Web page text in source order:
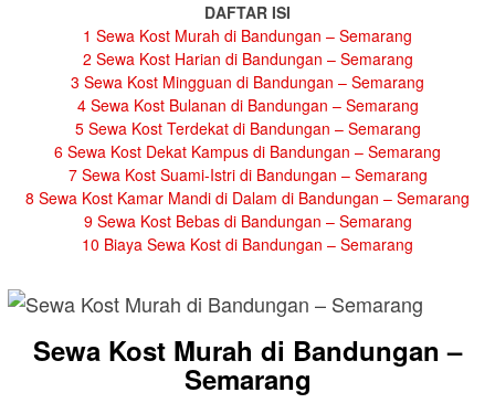
DAFTAR ISI
1 Sewa Kost Murah di Bandungan – Semarang
2 Sewa Kost Harian di Bandungan – Semarang
3 Sewa Kost Mingguan di Bandungan – Semarang
4 Sewa Kost Bulanan di Bandungan – Semarang
5 Sewa Kost Terdekat di Bandungan – Semarang
6 Sewa Kost Dekat Kampus di Bandungan – Semarang
7 Sewa Kost Suami-Istri di Bandungan – Semarang
8 Sewa Kost Kamar Mandi di Dalam di Bandungan – Semarang
9 Sewa Kost Bebas di Bandungan – Semarang
10 Biaya Sewa Kost di Bandungan – Semarang
Sewa Kost Murah di Bandungan –
Semarang